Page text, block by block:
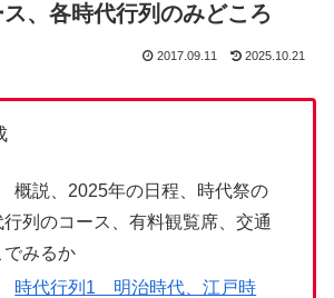
、各時代行列のみどころ
2017.09.11 2025.10.21
概説、2025年の日程、時代祭の
列のコース、有料観覧席、交通
でみるか
時代行列1 明治時代、江戸時